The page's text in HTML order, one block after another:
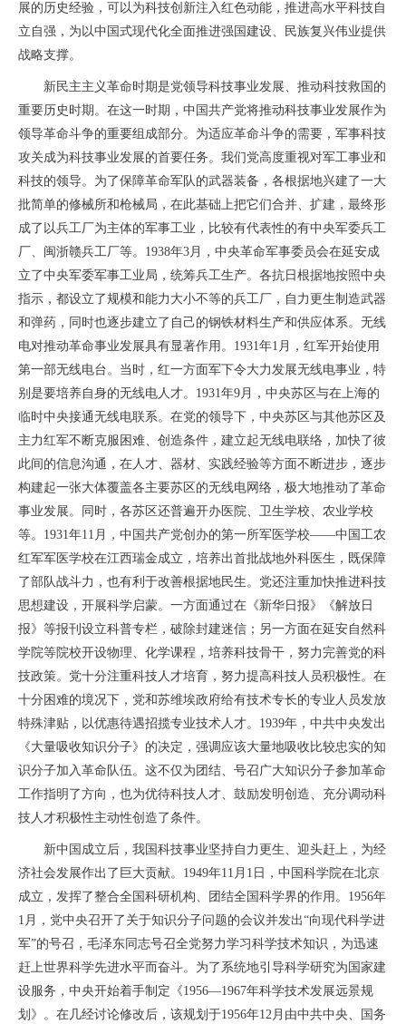
展的历史经验，可以为科技创新注入红色动能，推进高水平科技自
立自强，为以中国式现代化全面推进强国建设、民族复兴伟业提供
战略支撑。
新民主主义革命时期是党领导科技事业发展、推动科技救国的
重要历史时期。在这一时期，中国共产党将推动科技事业发展作为
领导革命斗争的重要组成部分。为适应革命斗争的需要，军事科技
攻关成为科技事业发展的首要任务。我们党高度重视对军工事业和
科技的领导。为了保障革命军队的武器装备，各根据地兴建了一大
批简单的修械所和枪械局，在此基础上把它们合并、扩建，最终形
成了以兵工厂为主体的军事工业，比较有代表性的有中央军委兵工
厂、闽浙赣兵工厂等。1938年3月，中央革命军事委员会在延安成
立了中央军委军事工业局，统筹兵工生产。各抗日根据地按照中央
指示，都设立了规模和能力大小不等的兵工厂，自力更生制造武器
和弹药，同时也逐步建立了自己的钢铁材料生产和供应体系。无线
电对推动革命事业发展具有显著作用。1931年1月，红军开始使用
第一部无线电台。当时，红一方面军下令大力发展无线电事业，特
别是要培养自身的无线电人才。1931年9月，中央苏区与在上海的
临时中央接通无线电联系。在党的领导下，中央苏区与其他苏区及
主力红军不断克服困难、创造条件，建立起无线电联络，加快了彼
此间的信息沟通，在人才、器材、实践经验等方面不断进步，逐步
构建起一张大体覆盖各主要苏区的无线电网络，极大地推动了革命
事业发展。同时，各苏区还普遍开办医院、卫生学校、农业学校
等。1931年11月，中国共产党创办的第一所军医学校——中国工农
红军军医学校在江西瑞金成立，培养出首批战地外科医生，既保障
了部队战斗力，也有利于改善根据地民生。党还注重加快推进科技
思想建设，开展科学启蒙。一方面通过在《新华日报》《解放日
报》等报刊设立科普专栏，破除封建迷信；另一方面在延安自然科
学院等院校开设物理、化学课程，培养科技骨干，努力完善党的科
技政策。党十分注重科技人才培育，努力提高科技人员积极性。在
十分困难的境况下，党和苏维埃政府给有技术专长的专业人员发放
特殊津贴，以优惠待遇招揽专业技术人才。1939年，中共中央发出
《大量吸收知识分子》的决定，强调应该大量地吸收比较忠实的知
识分子加入革命队伍。这不仅为团结、号召广大知识分子参加革命
工作指明了方向，也为优待科技人才、鼓励发明创造、充分调动科
技人才积极性主动性创造了条件。‌
新中国成立后，我国科技事业坚持自力更生、迎头赶上，为经
济社会发展作出了巨大贡献。1949年11月1日，中国科学院在北京
成立，发挥了整合全国科研机构、团结全国科学界的作用。1956年
1月，党中央召开了关于知识分子问题的会议并发出“向现代科学进
军”的号召，毛泽东同志号召全党努力学习科学技术知识，为迅速
赶上世界科学先进水平而奋斗。为了系统地引导科学研究为国家建
设服务，中央开始着手制定《1956—1967年科学技术发展远景规
划》。在几经讨论修改后，该规划于1956年12月由中共中央、国务